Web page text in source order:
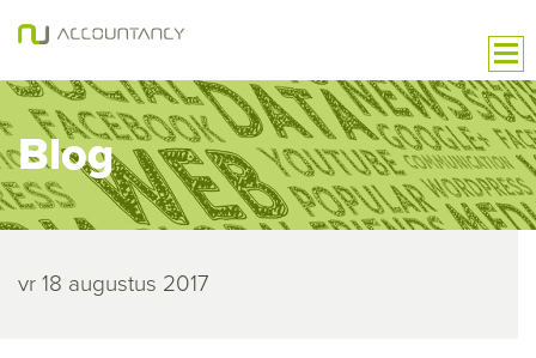
Blog
vr 18 augustus 2017